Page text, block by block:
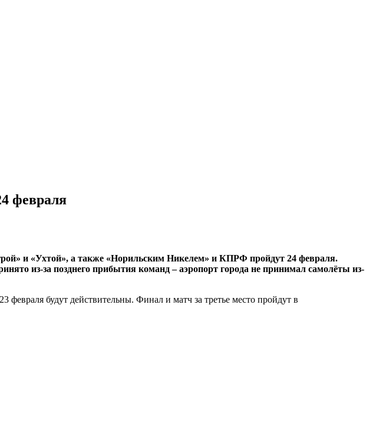
февраля
и «Ухтой», а также «Норильским Никелем» и КПРФ пройдут 24 февраля.
из-за позднего прибытия команд – аэропорт города не принимал самолёты из-
будут действительны. Финал и матч за третье место пройдут в